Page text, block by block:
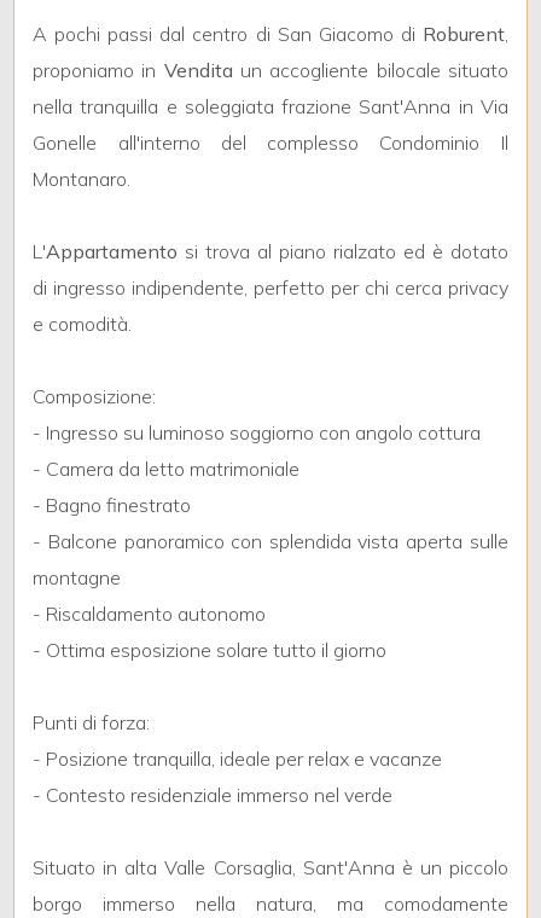
A pochi passi dal centro di San Giacomo di Roburent,
proponiamo in Vendita un accogliente bilocale situato
nella tranquilla e soleggiata frazione Sant'Anna in Via
Gonelle all'interno del complesso Condominio Il
Montanaro.
L'Appartamento si trova al piano rialzato ed è dotato
di ingresso indipendente, perfetto per chi cerca privacy
e comodità.
Composizione:
- Ingresso su luminoso soggiorno con angolo cottura
- Camera da letto matrimoniale
- Bagno finestrato
- Balcone panoramico con splendida vista aperta sulle
montagne
- Riscaldamento autonomo
- Ottima esposizione solare tutto il giorno
Punti di forza:
- Posizione tranquilla, ideale per relax e vacanze
- Contesto residenziale immerso nel verde
Situato in alta Valle Corsaglia, Sant'Anna è un piccolo
borgo immerso nella natura, ma comodamente
minimi
Qualsiasi
1
2
3
4
5
Bagni
minimi
Qualsiasi